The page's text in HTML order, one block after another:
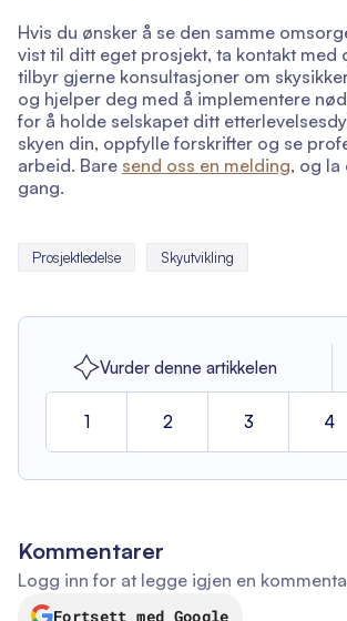
Hvis du ønsker å se den samme
vist til ditt eget prosjekt, ta kontakt med
tilbyr gjerne konsultasjoner om
og hjelper deg med å implementere
for å holde selskapet ditt
skyen din, oppfylle forskrifter og se
arbeid. Bare send oss en melding, og la
gang.
Prosjektledelse Skyutvikling
Vurder denne artikkelen
1 2 3 4
Kommentarer
Logg inn for at legge igjen en
Fortsett med Google